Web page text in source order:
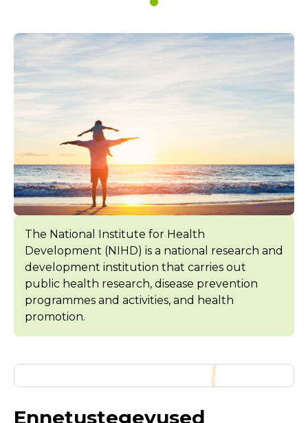
The National Institute for Health
Development (NIHD) is a national research and
development institution that carries out
public health research, disease prevention
programmes and activities, and health
promotion.
Ennetustegevused